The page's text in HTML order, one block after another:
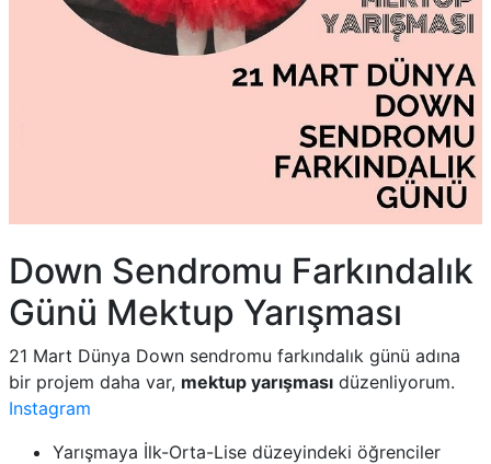
Down Sendromu Farkındalık
Günü Mektup Yarışması
21 Mart Dünya Down sendromu farkındalık günü adına
bir projem daha var, mektup yarışması düzenliyorum.
Instagram
Yarışmaya İlk-Orta-Lise düzeyindeki öğrenciler